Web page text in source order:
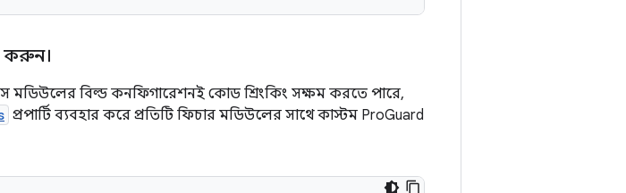
করুন।
মডিউলের বিল্ড কনফিগারেশনই কোড শ্রিংকিং সক্ষম করতে পারে,
প্রপার্টি ব্যবহার করে প্রতিটি ফিচার মডিউলের সাথে কাস্টম ProGuard